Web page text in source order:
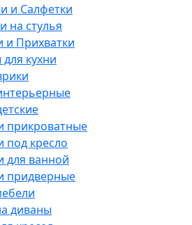
и Салфетки
на стулья
и Прихватки
кухни
прикроватные
под кресло
для ванной
придверные
диваны